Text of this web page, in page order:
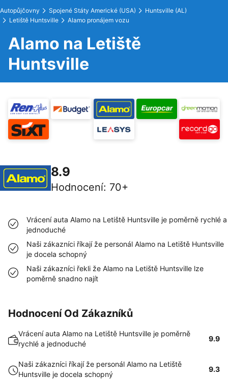
Autopůjčovny Spojené Státy Americké (USA)
Huntsville (AL)
Letiště Huntsville
Alamo pronájem vozu
Alamo na Letiště
Huntsville
8.9
Hodnocení: 70+
Vrácení auta Alamo na Letiště Huntsville je poměrně rychlé a
jednoduché
Naši zákazníci říkají že personál Alamo na Letiště Huntsville
je docela schopný
Naši zákazníci řekli že Alamo na Letiště Huntsville lze
poměrně snadno najít
Hodnocení Od Zákazníků
Vrácení auta Alamo na Letiště Huntsville je poměrně
rychlé a jednoduché
9.9
Naši zákazníci říkají že personál Alamo na Letiště
Huntsville je docela schopný
9.3